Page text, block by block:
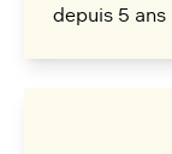
depuis 5 ans